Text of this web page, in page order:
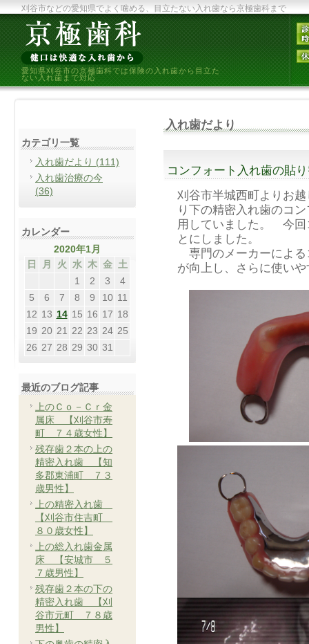
刈谷市などの愛知県でよく噛める、目立たない入れ歯なら京極歯科まで
愛知県刈谷市の京極歯科では保険の入れ歯から目立た
ない入れ歯まで対応
入れ歯だより
コンフォート入れ歯の貼
刈谷市半城西町よりお
り下の精密入れ歯のコ
用していました。 今回
とにしました。
専門のメーカーによる
が向上し、さらに使い
カテゴリ一覧
入れ歯だより (111)
入れ歯治療の今
(36)
カレンダー
2020年1月
日
月 火 水 木 金 土
1
2 3
4
5
6 7 8 9 10 11
12 13 14 15 16 17 18
19 20 21 22 23 24 25
26 27 28 29 30 31
最近のブログ記事
上のＣｏ－Ｃｒ金
属床 【刈谷市寿
町 ７４歳女性】
残存歯２本の上の
精密入れ歯 【知
多郡東浦町 ７３
歳男性】
上の精密入れ歯
【刈谷市住吉町
８０歳女性】
上の総入れ歯金属
床 【安城市 ５
７歳男性】
残存歯２本の下の
精密入れ歯 【刈
谷市元町 ７８歳
男性】